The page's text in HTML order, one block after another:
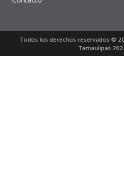
Todos los derechos reservados ©
Tamaulipas